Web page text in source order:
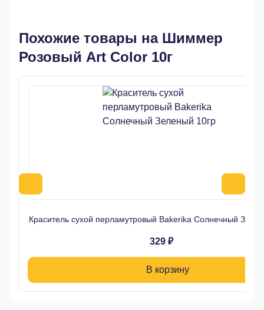
Похожие товары на Шиммер
Розовый Art Color 10г
Краситель сухой перламутровый Bakerika Солнечный
329 ₽
В корзину